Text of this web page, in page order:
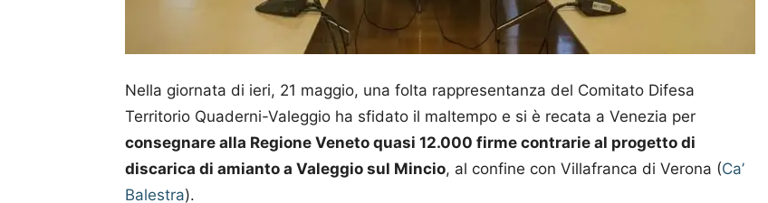
Nella giornata di ieri, 21 maggio, una folta rappresentanza del Comitato Difesa
Territorio Quaderni-Valeggio ha sfidato il maltempo e si è recata a Venezia per
consegnare alla Regione Veneto quasi 12.000 firme contrarie al progetto di
discarica di amianto a Valeggio sul Mincio, al confine con Villafranca di Verona (Ca’
Balestra).